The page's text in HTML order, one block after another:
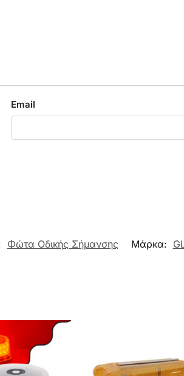
Email
Φώτα Οδικής Σήμανσης Μάρκα: